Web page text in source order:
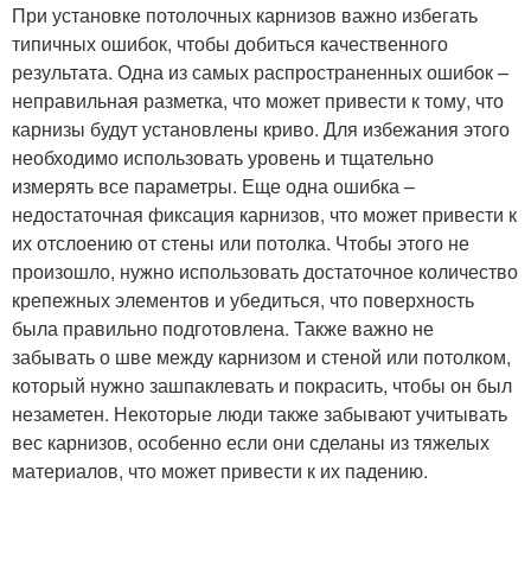
При установке потолочных карнизов важно избегать
типичных ошибок, чтобы добиться качественного
результата. Одна из самых распространенных ошибок –
неправильная разметка, что может привести к тому, что
карнизы будут установлены криво. Для избежания этого
необходимо использовать уровень и тщательно
измерять все параметры. Еще одна ошибка –
недостаточная фиксация карнизов, что может привести к
их отслоению от стены или потолка. Чтобы этого не
произошло, нужно использовать достаточное количество
крепежных элементов и убедиться, что поверхность
была правильно подготовлена. Также важно не
забывать о шве между карнизом и стеной или потолком,
который нужно зашпаклевать и покрасить, чтобы он был
незаметен. Некоторые люди также забывают учитывать
вес карнизов, особенно если они сделаны из тяжелых
материалов, что может привести к их падению.